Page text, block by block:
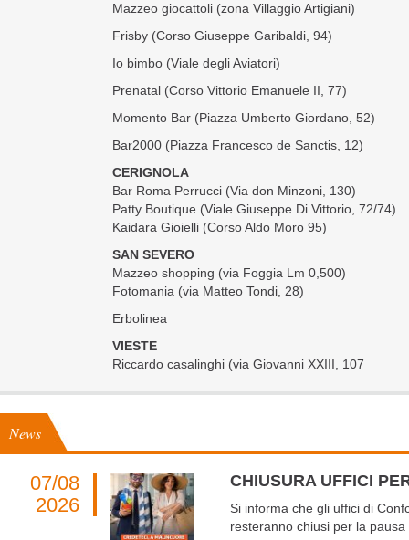
Mazzeo giocattoli (zona Villaggio Artigiani)
Frisby (Corso Giuseppe Garibaldi, 94)
Io bimbo (Viale degli Aviatori)
Prenatal (Corso Vittorio Emanuele II, 77)
Momento Bar (Piazza Umberto Giordano, 52)
Bar2000 (Piazza Francesco de Sanctis, 12)
CERIGNOLA
Bar Roma Perrucci (Via don Minzoni, 130)
Patty Boutique (Viale Giuseppe Di Vittorio, 72/74)
Kaidara Gioielli (Corso Aldo Moro 95)
SAN SEVERO
Mazzeo shopping (via Foggia Lm 0,500)
Fotomania (via Matteo Tondi, 28)
Erbolinea
VIESTE
Riccardo casalinghi (via Giovanni XXIII, 107
News
07/08
2026
CHIUSURA UFFICI
Si informa che gli uffici di
resteranno chiusi per la pausa